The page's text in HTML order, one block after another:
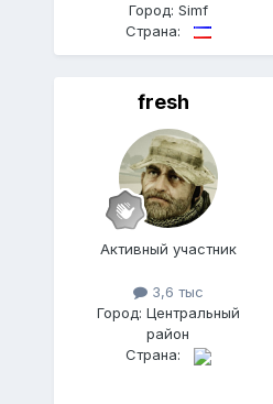
Город: Simf
Страна:
fresh
Активный участник
3,6 тыс
Город: Центральный
район
Страна: